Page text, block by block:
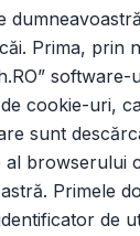
Prima, prin
cookie-uri,
sunt
al browserului
Primele
de